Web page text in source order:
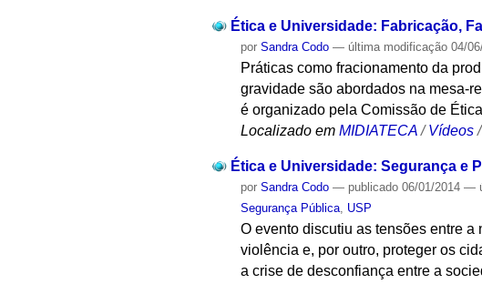
Ética e Universidade: Fabricação,
porSandra Codo — última modificação 04/
Práticas como fracionamento da
gravidade são abordados na mesa-
é organizado pela Comissão de
Localizado em MIDIATECA /Vídeos /
Ética e Universidade: Segurança e
porSandra Codo — publicado 06/01/2014—
Segurança Pública USP
O evento discutiu as tensões entre
violência e, por outro, proteger os
a crise de desconfiança entre a